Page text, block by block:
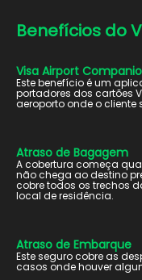
Benefícios do
Visa Airport
Este benefício é um
portadores dos cartões
aeroporto onde o cliente
Atraso de Bagagem
A cobertura começa
não chega ao destino
cobre todos os trechos
local de residência.
Atraso de Embarque
Este seguro cobre as
casos onde houver